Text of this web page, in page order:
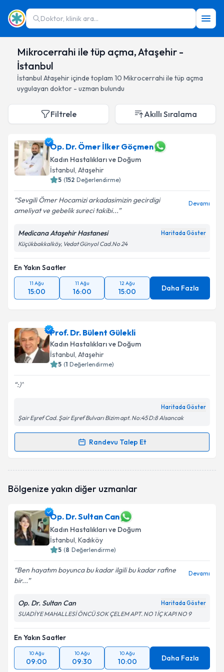
Doktor, klinik ara...
Mikrocerrahi ile tüp açma, Ataşehir -
İstanbul
İstanbul Ataşehiriçinde toplam 10 Mikrocerrahi ile tüp açma
uygulayan doktor - uzman bulundu
Filtrele Akıllı Sıralama
Op. Dr. Ömer İlker Göçmen
Kadın Hastalıkları ve Doğum
İstanbul, Ataşehir
5 (152 Değerlendirme)
Sevgili Ömer Hocamizi arkadasimizin gecirdigi
ameliyat ve gebelik sureci takibi...
Devamı
Medicana Ataşehir Hastanesi Haritada Göster
Küçükbakkalköy, Vedat Günyol Cad.No 24
En Yakın Saatler
11 Ağu
15:00
11 Ağu
16:00
12 Ağu
15:00 Daha Fazla
Prof. Dr. Bülent Gülekli
Kadın Hastalıkları ve Doğum
İstanbul, Ataşehir
5 (1 Değerlendirme)
:)
Haritada Göster
Şair Eşref Cad. Şair Eşref Bulvarı Bizim apt. No:45 D:8 Alsancak
Randevu Talep Et
Randevu Takvimi Talebi
oluşturun. Size bu uzmandan randevu almanız için bir
E-posta Adresiniz
Kişisel verilerimin işlenmesine ilişkinAydınlatma
Takvim Talebini Gönder
Bölgenize yakın diğer uzmanlar
Op. Dr. Sultan Can
Kadın Hastalıkları ve Doğum
İstanbul, Kadıköy
5 (8 Değerlendirme)
Ben hayatım boyunca bu kadar ilgili bu kadar rafine
bir...
Devamı
Op. Dr. Sultan Can Haritada Göster
SUADİYE MAHALLESİ ÖNCÜ SOK ÇELEM APT. NO 1 İÇ KAPI NO 9
En Yakın Saatler
10 Ağu
09:00
10 Ağu
09:30
10 Ağu
10:00 Daha Fazla